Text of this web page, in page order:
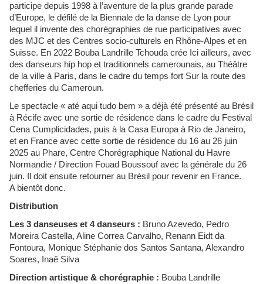
participe depuis 1998 à l’aventure de la plus grande parade
d’Europe, le défilé de la Biennale de la danse de Lyon pour
lequel il invente des chorégraphies de rue participatives avec
des MJC et des Centres socio-culturels en Rhône-Alpes et en
Suisse. En 2022 Bouba Landrille Tchouda crée Ici ailleurs, avec
des danseurs hip hop et traditionnels camerounais, au Théâtre
de la ville à Paris, dans le cadre du temps fort Sur la route des
chefferies du Cameroun.
Le spectacle « até aqui tudo bem » a déjà été présenté au Brésil
à Récife avec une sortie de résidence dans le cadre du Festival
Cena Cumplicidades, puis à la Casa Europa à Rio de Janeiro,
et en France avec cette sortie de résidence du 16 au 26 juin
2025 au Phare, Centre Chorégraphique National du Havre
Normandie / Direction Fouad Boussouf avec la générale du 26
juin. Il doit ensuite retourner au Brésil pour revenir en France.
A bientôt donc.
Distribution
Les 3 danseuses et 4 danseurs : Bruno Azevedo, Pedro
Moreira Castella, Aline Correa Carvalho, Renann Eidt da
Fontoura, Monique Stéphanie dos Santos Santana, Alexandro
Soares, Inaê Silva
Direction artistique & chorégraphie : Bouba Landrille